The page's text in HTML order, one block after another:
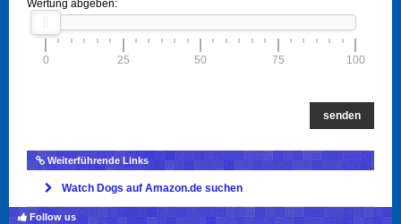
Wertung abgeben:
0 25 50 75 100
senden
Weiterführende Links
Watch Dogs auf Amazon.de suchen
Follow us